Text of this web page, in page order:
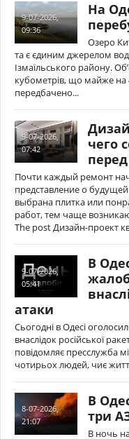
9-07-2026,
09:36
На
Озеро
та є єдиним джерелом
Ізмаїльського району.
кубометрів, що майже
передбачено...
9-07-2026,
07:42
чего
Почти каждый ремонт
представление о
выбрана плитка или
работ, тем чаще
The post Дизайн-проект
9-07-2026,
05:41
В
атаки
Сьогодні в Одесі
внаслідок російської
повідомляє пресслужба
чотирьох людей, чиє
8-07-2026,
21:07
В
три
В ночь